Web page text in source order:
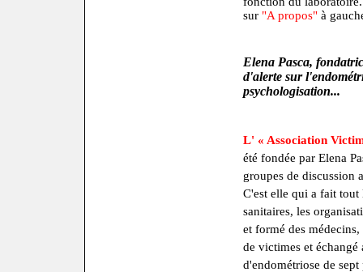
sur "A propos"à
Elena Pasca,
d'alerte sur
psychologisation...
L' « Association
été fondée par Elena
groupes de discussion
C'est elle qui a fait tout
sanitaires, les
et formé des
de victimes et échangé
d'endométriose de